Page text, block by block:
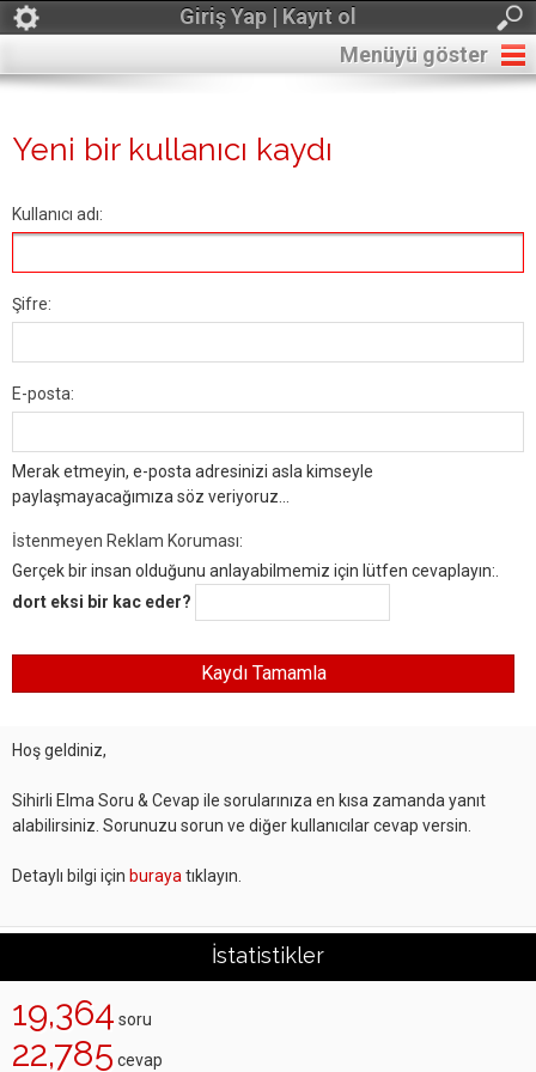
Giriş Yap | Kayıt ol
Menüyü göster
Yeni bir kullanıcı kaydı
Kullanıcı adı:
Şifre:
E-posta:
Merak etmeyin, e-posta adresinizi asla kimseyle
paylaşmayacağımıza söz veriyoruz...
İstenmeyen Reklam Koruması:
Gerçek bir insan olduğunu anlayabilmemiz için lütfen cevaplayın:.
dort eksi bir kac eder?
Hoş geldiniz,
Sihirli Elma Soru & Cevap ile sorularınıza en kısa zamanda yanıt
alabilirsiniz. Sorunuzu sorun ve diğer kullanıcılar cevap versin.
Detaylı bilgi için buraya tıklayın.
İstatistikler
19,364 soru
22,785 cevap